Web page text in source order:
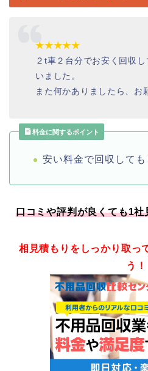
★★★★★
２t車２台分でお安く回収
いました。
また何かありましたら、お
料金に関するポイント
安い料金で回収しても
口コミや評判が良くても1
相見積もりをしっかり取っ
う！